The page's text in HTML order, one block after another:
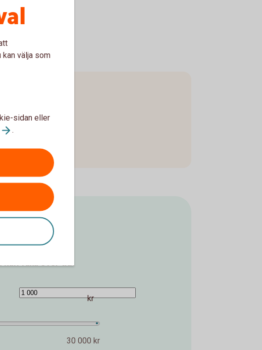
växa över tid.
30 000 kr
kr
välja som
sidan eller
.